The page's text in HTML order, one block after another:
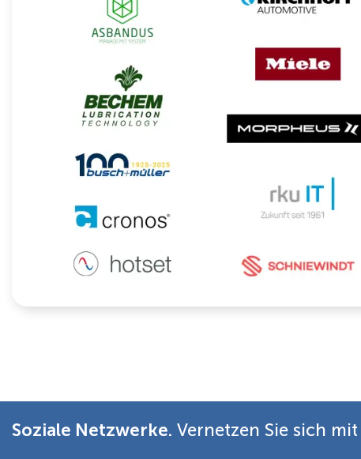
Soziale Netzwerke. Vernetzen Sie sich